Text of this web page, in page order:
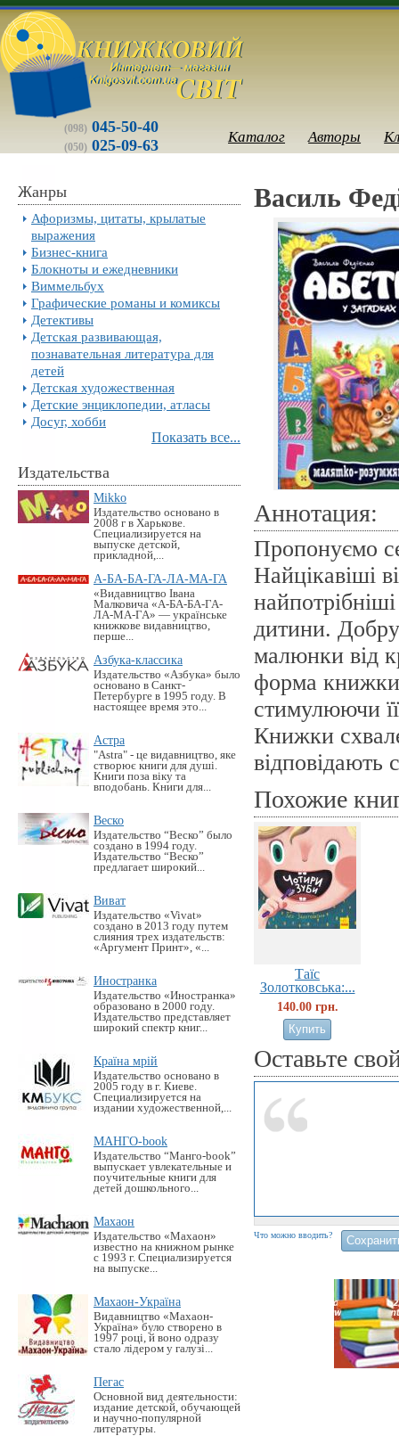
(098) 045-50-40
(050) 025-09-63 Каталог Авторы
Жанры
Афоризмы, цитаты, крылатые
выражения
Бизнес-книга
Блокноты и ежедневники
Виммельбух
Графические романы и комиксы
Детективы
Детская развивающая,
познавательная литература для
детей
Детская художественная
Детские энциклопедии, атласы
Досуг, хобби
Показать все...
Издательства
Mikko
Издательство основано в
2008 г в Харькове.
Специализируется на
выпуске детской,
прикладной,...
А-БА-БА-ГА-ЛА-МА-ГА
«Видавництво Івана
Малковича «А-БА-БА-ГА-
ЛА-МА-ГА» — українське
книжкове видавництво,
перше...
Азбука-классика
Издательство «Азбука» было
основано в Санкт-
Петербурге в 1995 году. В
настоящее время это...
Астра
"Astra" - це видавництво, яке
створює книги для душі.
Книги поза віку та
вподобань. Книги для...
Веско
Издательство “Веско” было
создано в 1994 году.
Издательство “Веско”
предлагает широкий...
Виват
Издательство «Vivat»
создано в 2013 году путем
слияния трех издательств:
«Аргумент Принт», «...
Иностранка
Издательство «Иностранка»
образовано в 2000 году.
Издательство представляет
широкий спектр книг...
Країна мрій
Издательство основано в
2005 году в г. Киеве.
Специализируется на
издании художественной,...
МАНГО-book
Издательство “Манго-book”
выпускает увлекательные и
поучительные книги для
детей дошкольного...
Махаон
Издательство «Махаон»
известно на книжном рынке
с 1993 г. Специализируется
на выпуске...
Махаон-Україна
Видавництво «Махаон-
Україна» було створено в
1997 році, й воно одразу
стало лідером у галузі...
Пегас
Основной вид деятельности:
издание детской, обучающей
и научно-популярной
литературы.
Василь
Аннотация:
Пропонуємо
Найцікавіші
дитини.
малюнки від
форма книжки
стимулюючи
Книжки
відповідають
Похожие
Таїс
Золотковська:...
140.00 грн.
Оставьте
Что можно вводить?